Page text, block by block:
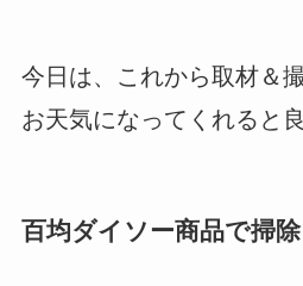
今日は、これから取材＆
お天気になってくれると
百均ダイソー商品で掃